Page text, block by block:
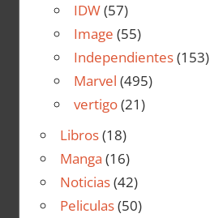
IDW(57)
Image (55)
Independientes(153)
Marvel (495)
vertigo(21)
Libros(18)
Manga (16)
Noticias(42)
Peliculas(50)